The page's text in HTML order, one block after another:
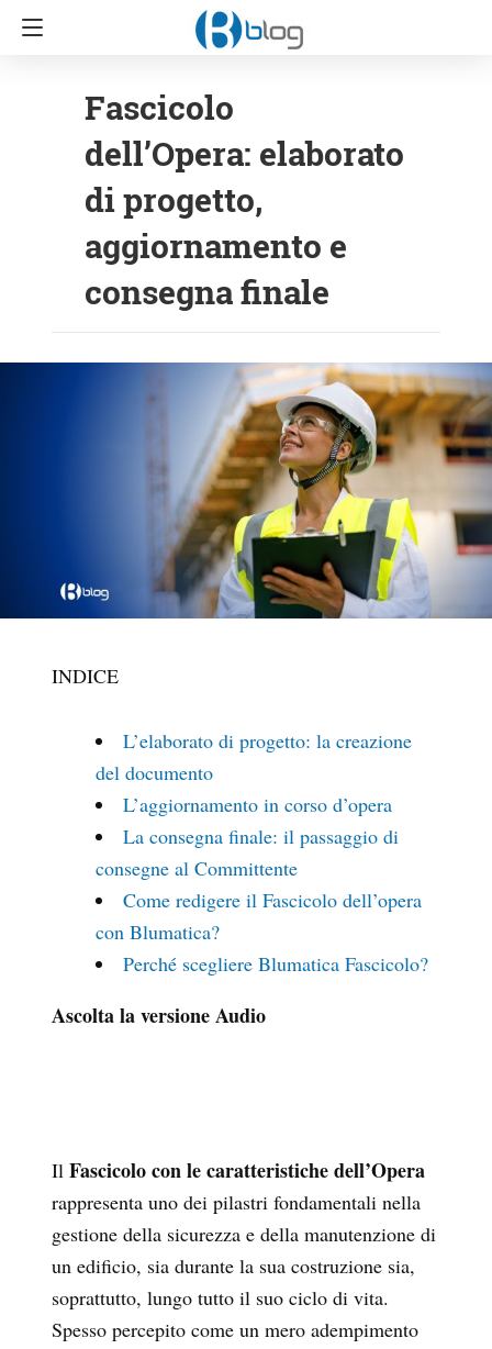
Fascicolo
dell’Opera: elaborato
di progetto,
aggiornamento e
consegna finale
INDICE
L’elaborato di progetto: la creazione
del documento
L’aggiornamento in corso d’opera
La consegna finale: il passaggio di
consegne al Committente
Come redigere il Fascicolo dell’opera
con Blumatica?
Perché scegliere Blumatica Fascicolo?
Ascolta la versione Audio
Il Fascicolo con le caratteristiche dell’Opera
rappresenta uno dei pilastri fondamentali nella
gestione della sicurezza e della manutenzione di
un edificio, sia durante la sua costruzione sia,
soprattutto, lungo tutto il suo ciclo di vita.
Spesso percepito come un mero adempimento